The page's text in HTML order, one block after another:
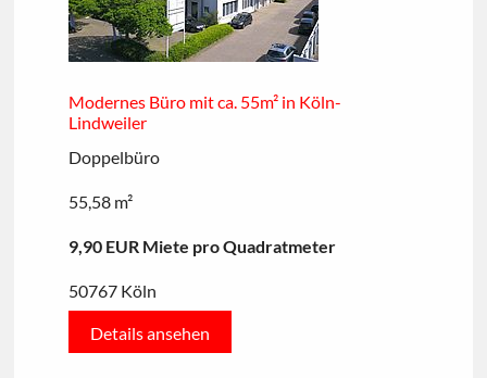
Modernes Büro mit ca. 55m² in Köln-
Lindweiler
Doppelbüro
55,58 m²
9,90 EUR Miete pro Quadratmeter
50767 Köln
Details ansehen